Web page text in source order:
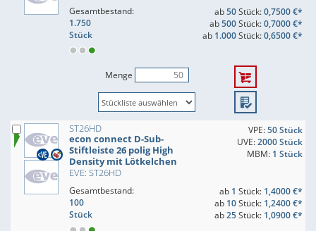
Gesamtbestand:
1.750
Stück
ab50Stück:0,7500 €*
ab500Stück:0,7000 €*
ab 1.000Stück:0,6500 €*
Menge
ST26HD
econ connect D-Sub-
Stiftleiste 26 polig High
Density mit Lötkelchen
EVE: ST26HD
VPE:50 Stück
UVE:2000 Stück
MBM: 1 Stück
Gesamtbestand:
100
Stück
ab 1 Stück: 1,4000 €*
ab 10Stück: 1,2400 €*
ab25Stück: 1,0900 €*